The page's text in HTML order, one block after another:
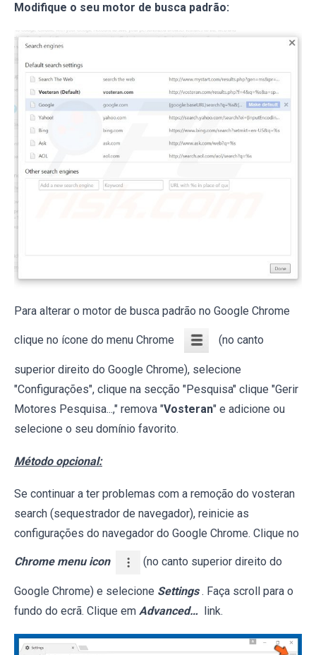
Modifique o seu motor de busca padrão:
Para alterar o motor de busca padrão no Google Chrome
clique no ícone do menu Chrome (no canto
superior direito do Google Chrome), selecione
"Configurações", clique na secção "Pesquisa" clique "Gerir
Motores Pesquisa...," remova "Vosteran" e adicione ou
selecione o seu domínio favorito.
Método opcional:
Se continuar a ter problemas com a remoção do vosteran
search (sequestrador de navegador), reinicie as
configurações do navegador do Google Chrome. Clique no
Chrome menu icon (no canto superior direito do
Google Chrome) e selecione Settings . Faça scroll para o
fundo do ecrã. Clique em Advanced… link.